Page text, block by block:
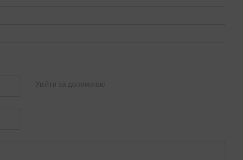
Увійти за допомогою